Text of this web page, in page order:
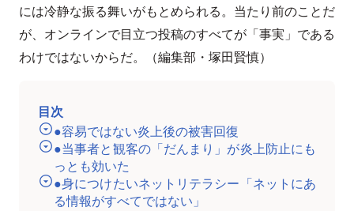
には冷静な振る舞いがもとめられる。当たり前のことだ
が、オンラインで目立つ投稿のすべてが「事実」である
わけではないからだ。（編集部・塚田賢慎）
目次
●容易ではない炎上後の被害回復
●当事者と観客の「だんまり」が炎上防止にも
っとも効いた
●身につけたいネットリテラシー「ネットにあ
る情報がすべてではない」